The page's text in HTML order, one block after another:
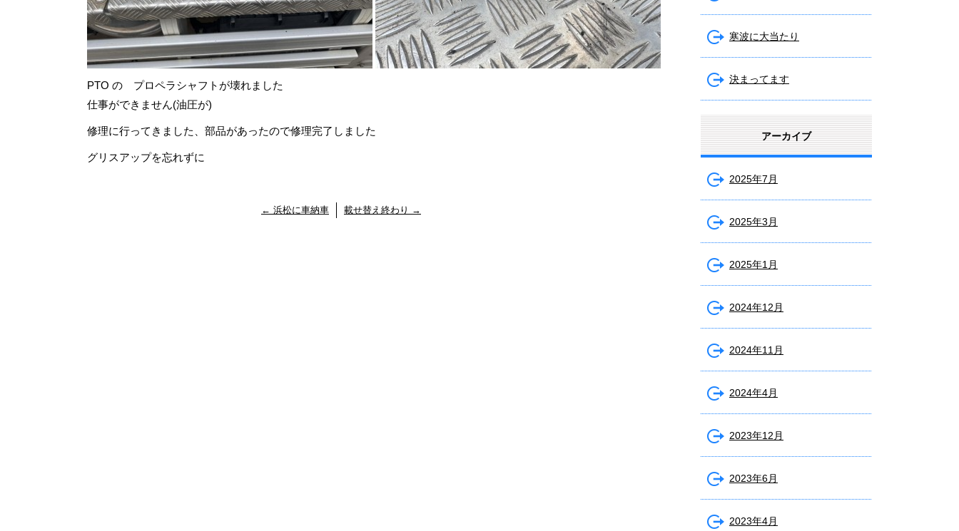
PTO の プロペラシャフトが壊れました
仕事ができません(油圧が)
修理に行ってきました、部品があったので修理完了しました
グリスアップを忘れずに
← 浜松に車納車 載せ替え終わり →
寒波に大当たり
決まってます
アーカイブ
2025年7月
2025年3月
2025年1月
2024年12月
2024年11月
2024年4月
2023年12月
2023年6月
2023年4月